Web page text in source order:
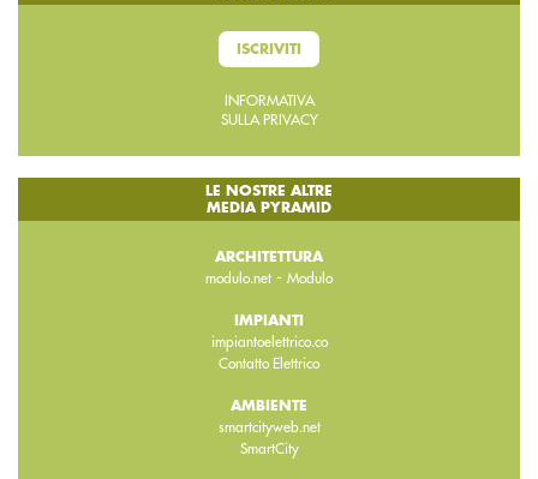
ISCRIVITI
INFORMATIVA
SULLA PRIVACY
LE NOSTRE ALTRE
MEDIA PYRAMID
ARCHITETTURA
modulo.net - Modulo
IMPIANTI
impiantoelettrico.co
Contatto Elettrico
AMBIENTE
smartcityweb.net
SmartCity